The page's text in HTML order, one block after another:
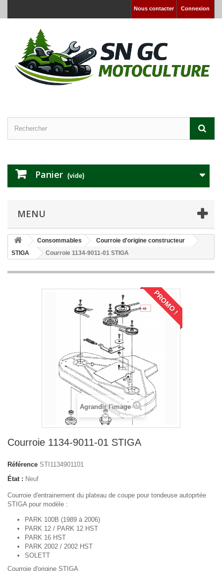
Connexion
Nous contacter
Panier (vide)
MENU
Consommables
Courroie d'origine constructeur
STIGA
Courroie 1134-9011-01 STIGA
PROMO !
Agrandir l'image
Courroie 1134-9011-01 STIGA
Référence STI1134901101
État : Neuf
Courroie d'entrainement du plateau de coupe pour tondeuse autoprtée
STIGA pour modèle :
PARK 100B (1989 à 2006)
PARK 12 / PARK 12 HST
PARK 16 HST
PARK 2002 / 2002 HST
SOLETT
Courroie d'origine STIGA